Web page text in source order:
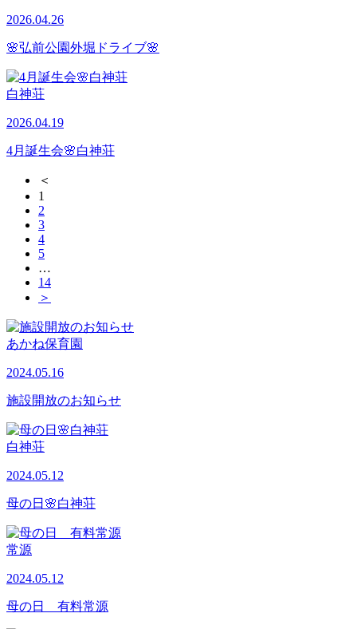
2026.04.26
🌸弘前公園外堀ドライブ🌸
白神荘
2026.04.19
4月誕生会🌸白神荘
＜
1
2
3
4
5
…
14
＞
あかね保育園
2024.05.16
施設開放のお知らせ
白神荘
2024.05.12
母の日🌸白神荘
常源
2024.05.12
母の日 有料常源